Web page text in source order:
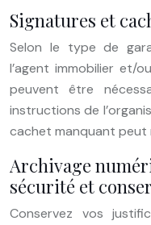
Signatures et
Selon le type de
l’agent immobilier et/
peuvent être
instructions de
cachet manquant peut
Archivage
sécurité et
Conservez vos